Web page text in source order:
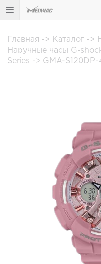
Главная -> Каталог ->
Наручные часы G-
Series -> GMA-S120DP-